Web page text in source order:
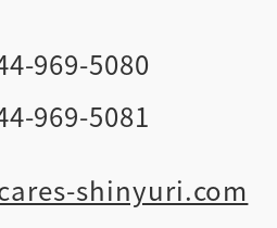
969-5080
969-5081
shinyuri.com